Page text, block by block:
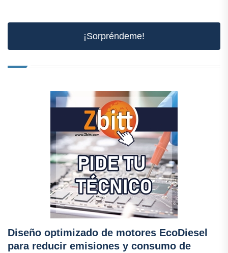
¡Sorpréndeme!
Diseño optimizado de motores EcoDiesel
para reducir emisiones y consumo de